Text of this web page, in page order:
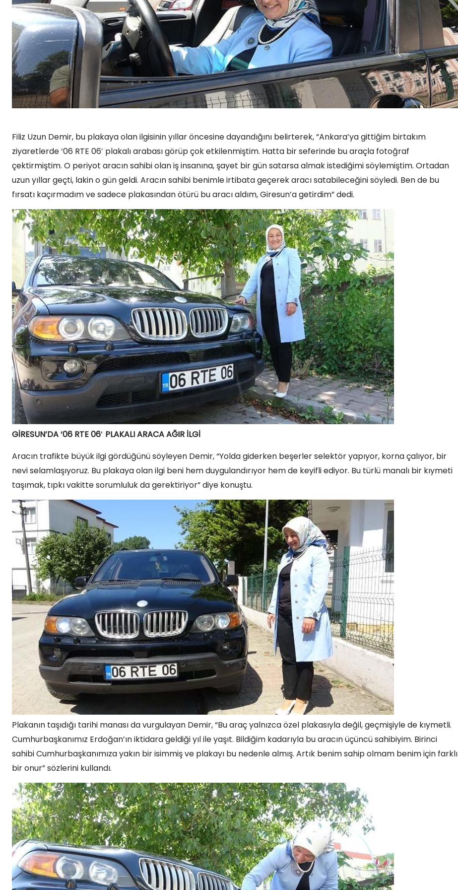
Filiz Uzun Demir, bu plakaya olan ilgisinin yıllar öncesine dayandığını belirterek, “Ankara’ya gittiğim birtakım
ziyaretlerde ‘06 RTE 06′ plakalı arabası görüp çok etkilenmiştim. Hatta bir seferinde bu araçla fotoğraf
çektirmiştim. O periyot aracın sahibi olan iş insanına, şayet bir gün satarsa almak istediğimi söylemiştim. Ortadan
uzun yıllar geçti, lakin o gün geldi. Aracın sahibi benimle irtibata geçerek aracı satabileceğini söyledi. Ben de bu
fırsatı kaçırmadım ve sadece plakasından ötürü bu aracı aldım, Giresun’a getirdim” dedi.
GİRESUN’DA ‘06 RTE 06′ PLAKALI ARACA AĞIR İLGİ
Aracın trafikte büyük ilgi gördüğünü söyleyen Demir, “Yolda giderken beşerler selektör yapıyor, korna çalıyor, bir
nevi selamlaşıyoruz. Bu plakaya olan ilgi beni hem duygulandırıyor hem de keyifli ediyor. Bu türlü manalı bir kıymeti
taşımak, tıpkı vakitte sorumluluk da gerektiriyor” diye konuştu.
Plakanın taşıdığı tarihi manası da vurgulayan Demir, “Bu araç yalnızca özel plakasıyla değil, geçmişiyle de kıymetli.
Cumhurbaşkanımız Erdoğan’ın iktidara geldiği yıl ile yaşıt. Bildiğim kadarıyla bu aracın üçüncü sahibiyim. Birinci
sahibi Cumhurbaşkanımıza yakın bir isimmiş ve plakayı bu nedenle almış. Artık benim sahip olmam benim için farklı
bir onur” sözlerini kullandı.